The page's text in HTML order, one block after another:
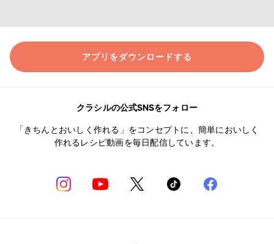
アプリをダウンロードする
クラシルの公式SNSをフォロー
「きちんとおいしく作れる」をコンセプトに、簡単においしく
作れるレシピ動画を毎日配信しています。